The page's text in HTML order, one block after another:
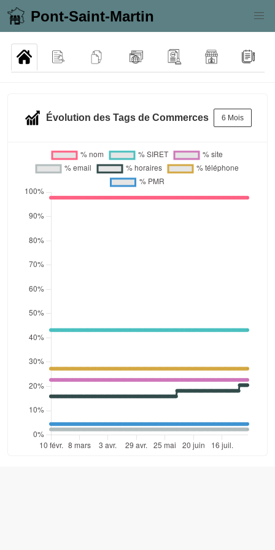
Pont-Saint-Martin
Évolution des Tags de Commerces 6 Mois